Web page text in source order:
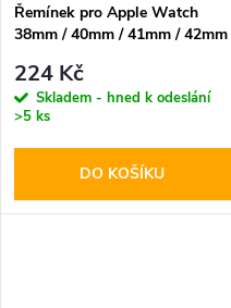
Řemínek pro Apple Watch
38mm / 40mm / 41mm / 42mm
Sand
224 Kč
Skladem - hned k odeslání
>5 ks
DO KOŠÍKU